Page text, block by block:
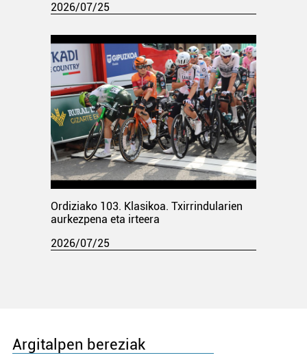
2026/07/25
Ordiziako 103. Klasikoa. Txirrindularien
aurkezpena eta irteera
2026/07/25
Argitalpen bereziak